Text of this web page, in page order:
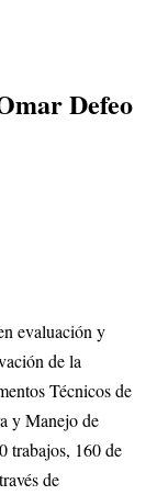
Defeo
evaluación y
de la
Técnicos de
y Manejo de
trabajos, 160 de
de